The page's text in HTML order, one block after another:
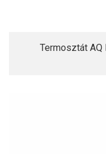
Termosztát AQ